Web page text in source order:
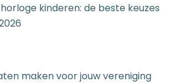
horloge kinderen: de beste keuzes
maken voor jouw vereniging